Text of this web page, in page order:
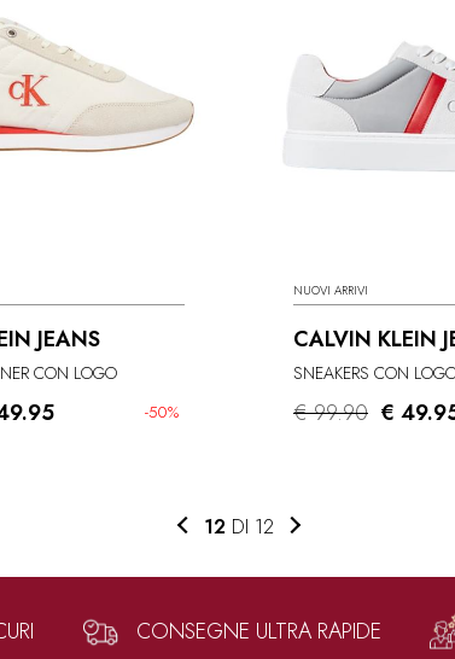
JEANS
CON LOGO
-50%
NUOVI ARRIVI
CALVIN KLEIN
SNEAKERS CON
€ 99.90 €
12 DI 12
CONSEGNE ULTRA RAPIDE